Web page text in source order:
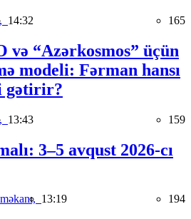
14:32 165
və “Azərkosmos” üçün
modeli: Fərman hansı
gətirir?
13:43 159
3–5 avqust 2026-cı
13:19 194